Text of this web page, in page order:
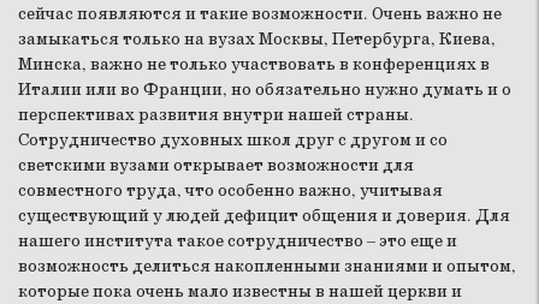
сейчас появляются и такие возможности. Очень важно не
замыкаться только на вузах Москвы, Петербурга, Киева,
Минска, важно не только участвовать в конференциях в
Италии или во Франции, но обязательно нужно думать и о
перспективах развития внутри нашей страны.
Сотрудничество духовных школ друг с другом и со
светскими вузами открывает возможности для
совместного труда, что особенно важно, учитывая
существующий у людей дефицит общения и доверия. Для
нашего института такое сотрудничество – это еще и
возможность делиться накопленными знаниями и опытом,
которые пока очень мало известны в нашей церкви и